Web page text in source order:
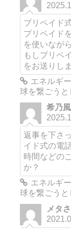
プリペイド
プリペイド
を使いなが
もしプリペ
をお送りし
エネルギ
球を繋ごうと
希乃風
返事を下さ
イド式の電
時間などの
か？
エネルギ
球を繋ごうと
メタ